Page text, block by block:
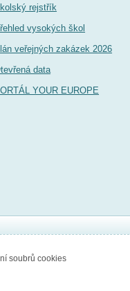
rejstřík
vysokých škol
veřejných zakázek 2026
data
YOUR EUROPE
soubrů cookies